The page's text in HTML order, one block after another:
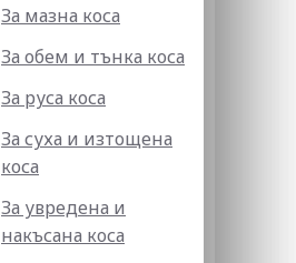
За мазна коса
За обем и тънка коса
За руса коса
За суха и изтощена
коса
За увредена и
накъсана коса